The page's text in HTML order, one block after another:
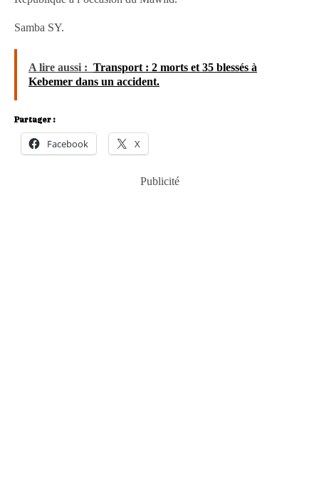
Samba SY.
A lire aussi : Transport : 2 morts et 35 blessés à
Kebemer dans un accident.
Partager :
Facebook X
Publicité